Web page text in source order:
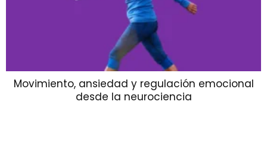
Movimiento, ansiedad y regulación emocional
desde la neurociencia